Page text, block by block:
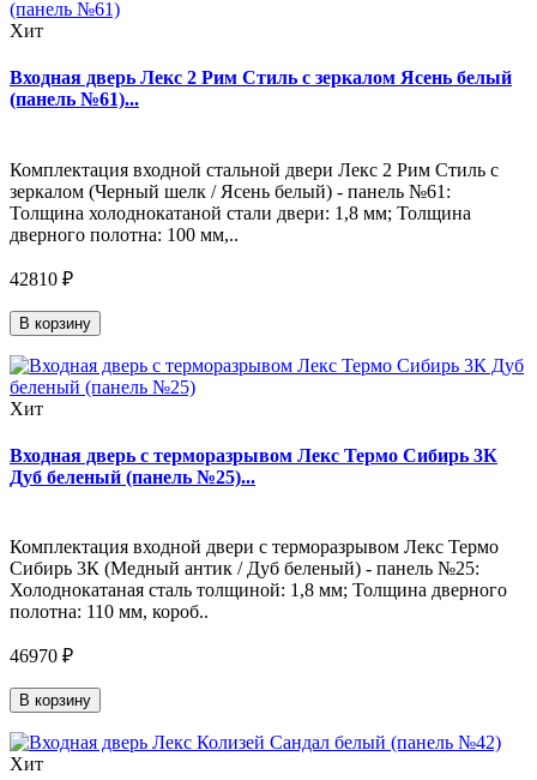
Хит
Входная дверь Лекс 2 Рим Стиль с зеркалом Ясень белый
(панель №61)...
Комплектация входной стальной двери Лекс 2 Рим Стиль с
зеркалом (Черный шелк / Ясень белый) - панель №61:
Толщина холоднокатаной стали двери: 1,8 мм; Толщина
дверного полотна: 100 мм,..
42810 ₽
В корзину
Хит
Входная дверь с терморазрывом Лекс Термо Сибирь 3К
Дуб беленый (панель №25)...
Комплектация входной двери с терморазрывом Лекс Термо
Сибирь 3К (Медный антик / Дуб беленый) - панель №25:
Холоднокатаная сталь толщиной: 1,8 мм; Толщина дверного
полотна: 110 мм, короб..
46970 ₽
В корзину
Хит